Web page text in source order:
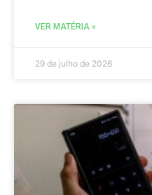
VER MATÉRIA »
29 de julho de 2026